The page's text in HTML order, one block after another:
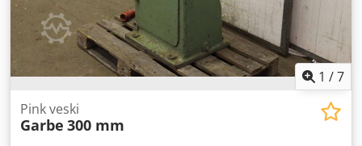
1 /7
Pink veski
Garbe 300 mm